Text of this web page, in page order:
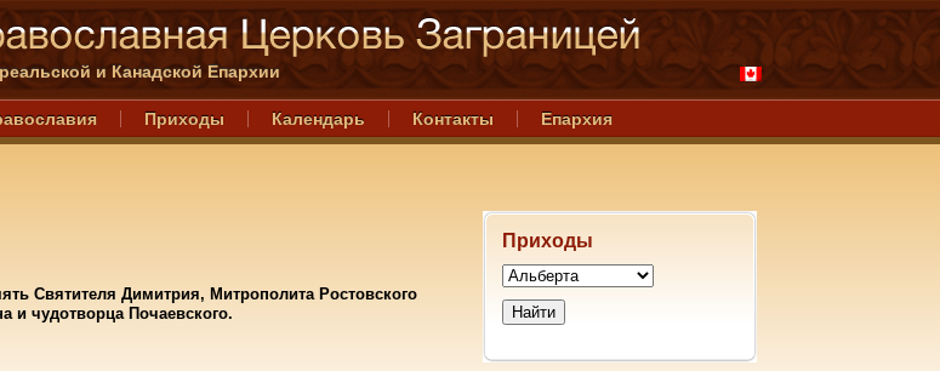
и Канадской Епархии
Приходы Календарь Контакты Епархия
Приходы
Святителя Димитрия, Митрополита Ростовского
и чудотворца Почаевского.